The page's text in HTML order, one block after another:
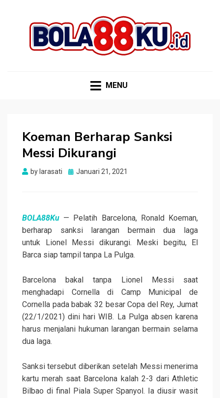
MENU
Koeman Berharap Sanksi
Messi Dikurangi
by larasati
Posted
Januari 21, 2021
BOLA88Ku — Pelatih Barcelona, Ronald Koeman,
berharap sanksi larangan bermain dua laga
untuk Lionel Messi dikurangi. Meski begitu, El
Barca siap tampil tanpa La Pulga.
Barcelona bakal tanpa Lionel Messi saat
menghadapi Cornella di Camp Municipal de
Cornella pada babak 32 besar Copa del Rey, Jumat
(22/1/2021) dini hari WIB. La Pulga absen karena
harus menjalani hukuman larangan bermain selama
dua laga.
Sanksi tersebut diberikan setelah Messi menerima
kartu merah saat Barcelona kalah 2-3 dari Athletic
Bilbao di final Piala Super Spanyol. Ia diusir wasit